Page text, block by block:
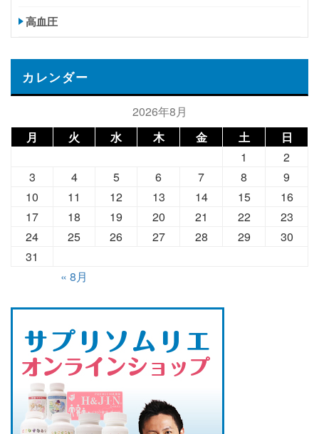
高血圧
カレンダー
2026年8月
月
火 水 木 金 土 日
« 8月
1
2
3
4 5 6 7 8
9
10
11 12 13 14 15
16
17
18 19 20 21 22
23
24
25 26 27 28 29
30
31